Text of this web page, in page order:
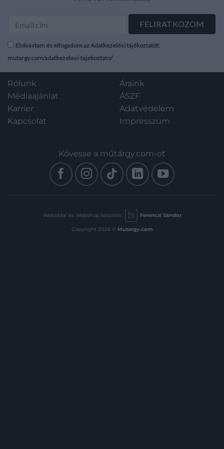
Elolvastam és elfogadom az Adatkezelési tájékoztatót:
mutargy.com/adatkezelesi-tajekoztato/
Rólunk
Médiaajánlat
Karrier
Kapcsolat
Áraink
ÁSZF
Adatvédelem
Impresszum
Kövesse a műtárgy.com-ot
Weboldal és Webshop készítés: Ferenczi Sándor
Copyright 2026 © Mutargy.com